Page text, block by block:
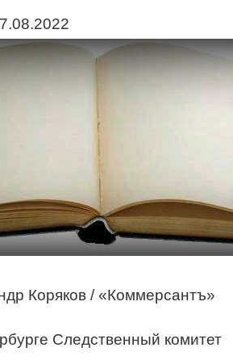
Коряков / «Коммерсантъ»
Следственный комитет